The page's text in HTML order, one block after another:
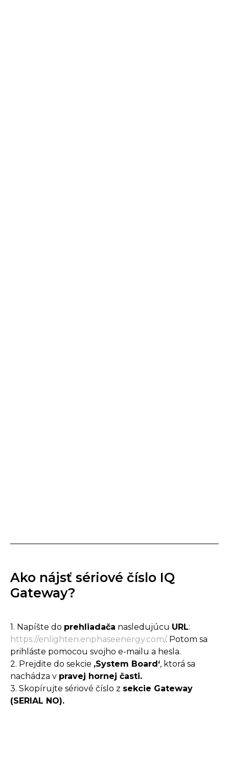
Ako nájsť sériové číslo IQ
Gateway?
1. Napíšte do prehliadača nasledujúcu URL:
https://enlighten.enphaseenergy.com/. Potom sa
prihláste pomocou svojho e-mailu a hesla.
2. Prejdite do sekcie ‚System Board‘, ktorá sa
nachádza v pravej hornej časti.
3. Skopírujte sériové číslo z sekcie Gateway
(SERIAL NO).